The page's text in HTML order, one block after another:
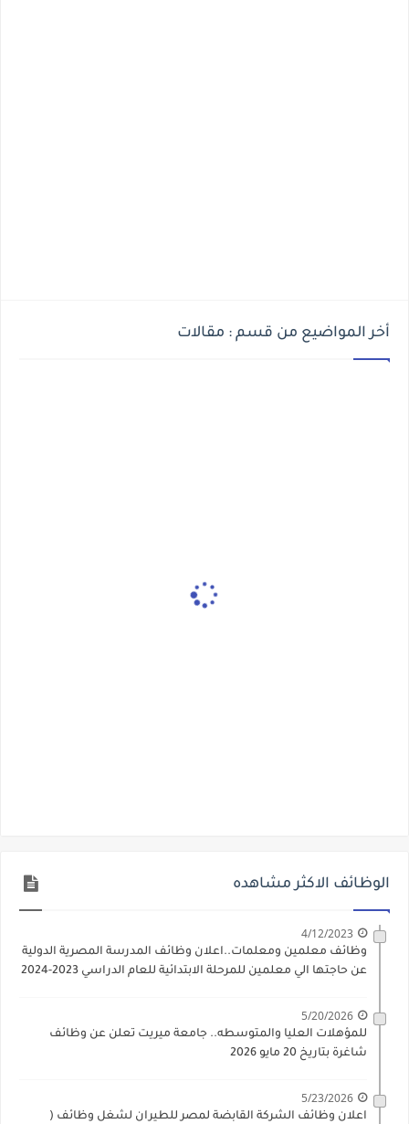
أخر المواضيع من قسم : مقالات
الوظائف الاكثر مشاهده
4/12/2023
وظائف معلمين ومعلمات..اعلان وظائف المدرسة المصرية الدولية
عن حاجتها الي معلمين للمرحلة الابتدائية للعام الدراسي 2023-2024
5/20/2026
للمؤهلات العليا والمتوسطه.. جامعة ميريت تعلن عن وظائف
شاغرة بتاريخ 20 مايو 2026
5/23/2026
اعلان وظائف الشركة القابضة لمصر للطيران لشغل وظائف (